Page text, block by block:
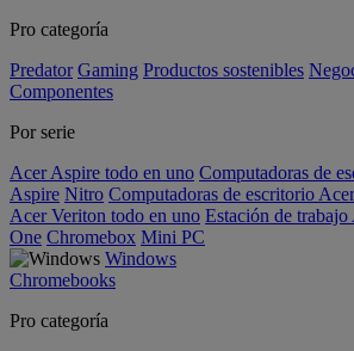
Pro categoría
Predator Gaming Productos sostenibles
Componentes
Por serie
Acer Aspire todo en uno Computadoras de
Aspire Nitro Computadoras de escritorio
Acer Veriton todo en uno Estación de
One Chromebox Mini PC
Windows
Chromebooks
Pro categoría